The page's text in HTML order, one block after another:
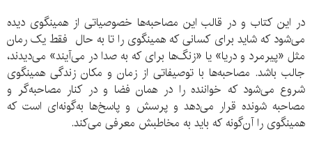
در این کتاب و در قالب این مصاحبه‌ها خصوصیاتی از همینگوی دیده
می‌شود که شاید برای کسانی که همینگوی را تا به حال فقط یک رمان
مثل «پیرمرد و دریا» یا «زنگ‌ها برای که به صدا در می‌آیند» می‌دیدند،
جالب باشد. مصاحبه‌ها با توصیفاتی از زمان و مکان زندگی همینگوی
شروع می‌شود که خواننده را در همان فضا و در کنار مصاحبه‌گر و
مصاحبه شونده قرار می‌دهد و پرسش و پاسخ‌ها به‌گونه‌ای است که
همینگوی را آن‌گونه که باید به مخاطبش معرفی می‌کند.